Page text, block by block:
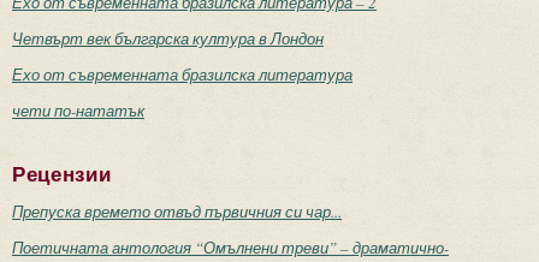
Четвърт век българска култура в Лондон
Ехо от съвременната бразилска литература
чети по-нататък
Рецензии
Препуска времето отвъд първичния си чар...
Поетичната антология “Омълнени треви” – драматично-